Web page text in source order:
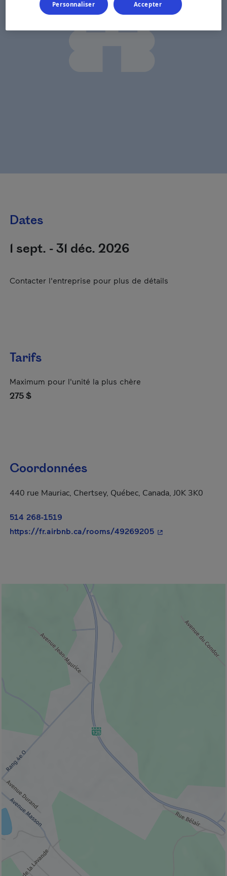
Dates
1 sept. - 31 déc. 2026
Contacter l'entreprise pour plus de détails
Tarifs
Maximum pour l'unité la plus chère
275 $
Coordonnées
440 rue Mauriac, Chertsey, Québec, Canada, J0K 3K0
514 268-1519
https://fr.airbnb.ca/rooms/49269205- Cet hyperlien
Personnaliser Accepter